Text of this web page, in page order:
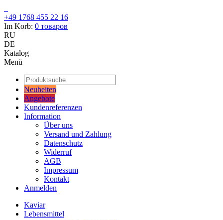
+49 1768 455 22 16
Im Korb: 0 товаров
RU
DE
Katalog
Menü
Neuheiten
Angebote
Kundenreferenzen
Information
Über uns
Versand und Zahlung
Datenschutz
Widerruf
AGB
Impressum
Kontakt
Anmelden
Kaviar
Lebensmittel